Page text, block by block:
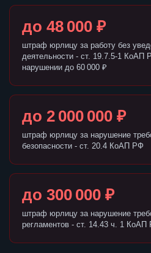
до 48 000 ₽
штраф юрлицу за работу без
деятельности - ст. 19.7.5-1 КоАП
нарушении до 60 000 ₽
до 2 000 000 ₽
штраф юрлицу за нарушение
безопасности - ст. 20.4 КоАП РФ
до 300 000 ₽
штраф юрлицу за нарушение
регламентов - ст. 14.43 ч. 1 КоАП